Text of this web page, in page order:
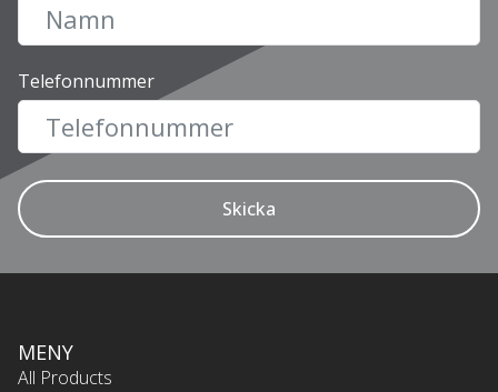
Telefonnummer
Skicka
MENY
All Products